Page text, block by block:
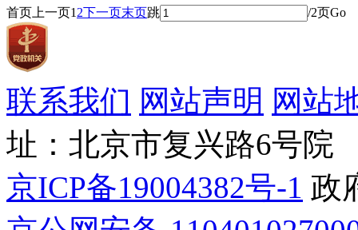
首页 上一页1 2下一页末页跳 /2页Go
联系我们 网站声明 网站
址：北京市复兴路6号院
京ICP备19004382号-1 政